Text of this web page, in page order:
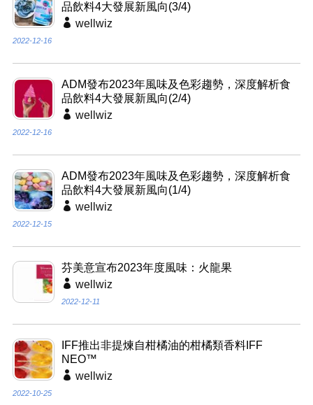
品飲料4大發展新風向(3/4)
wellwiz
2022-12-16
ADM發布2023年風味及色彩趨勢，深度解析食
品飲料4大發展新風向(2/4)
wellwiz
2022-12-16
ADM發布2023年風味及色彩趨勢，深度解析食
品飲料4大發展新風向(1/4)
wellwiz
2022-12-15
芬美意宣布2023年度風味：火龍果
wellwiz
2022-12-11
IFF推出非提煉自柑橘油的柑橘類香料IFF
NEO™
wellwiz
2022-10-25